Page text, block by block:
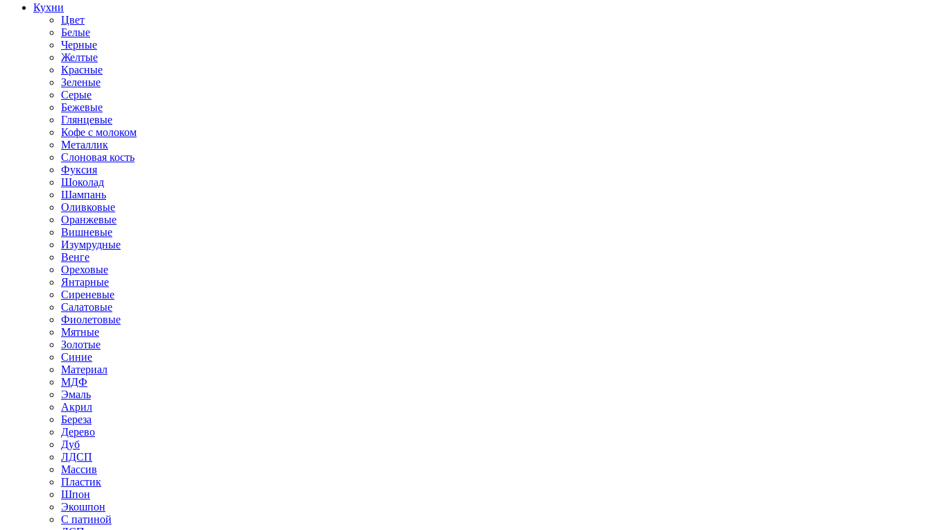
Кухни
Цвет
Белые
Черные
Желтые
Красные
Зеленые
Серые
Бежевые
Глянцевые
Кофе с молоком
Металлик
Слоновая кость
Фуксия
Шоколад
Шампань
Оливковые
Оранжевые
Вишневые
Изумрудные
Венге
Ореховые
Янтарные
Сиреневые
Салатовые
Фиолетовые
Мятные
Золотые
Синие
Материал
МДФ
Эмаль
Акрил
Береза
Дерево
Дуб
ЛДСП
Массив
Пластик
Шпон
Экошпон
С патиной